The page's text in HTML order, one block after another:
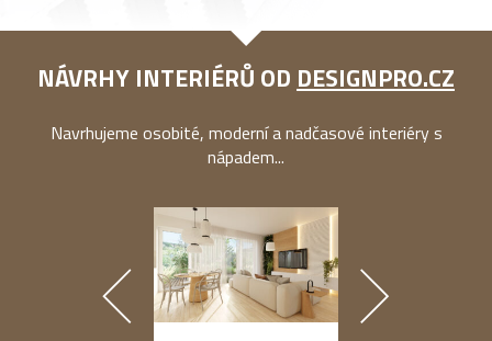
NÁVRHY INTERIÉRŮ OD DESIGNPRO.CZ
Navrhujeme osobité, moderní a nadčasové interiéry s
nápadem...